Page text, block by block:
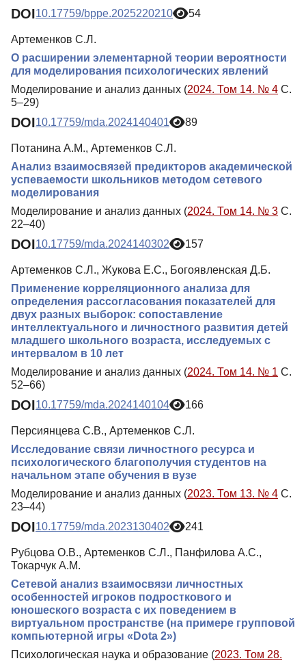
DOI10.17759/bppe.2025220210 54
Артеменков С.Л.
О расширении элементарной теории вероятности
для моделирования психологических явлений
Моделирование и анализ данных (2024. Том 14. № 4 С.
5–29)
DOI10.17759/mda.2024140401 89
Потанина А.М., Артеменков С.Л.
Анализ взаимосвязей предикторов академической
успеваемости школьников методом сетевого
моделирования
Моделирование и анализ данных (2024. Том 14. № 3 С.
22–40)
DOI10.17759/mda.2024140302 157
Артеменков С.Л., Жукова Е.С., Богоявленская Д.Б.
Применение корреляционного анализа для
определения рассогласования показателей для
двух разных выборок: сопоставление
интеллектуального и личностного развития детей
младшего школьного возраста, исследуемых с
интервалом в 10 лет
Моделирование и анализ данных (2024. Том 14. № 1 С.
52–66)
DOI10.17759/mda.2024140104 166
Персиянцева С.В., Артеменков С.Л.
Исследование связи личностного ресурса и
психологического благополучия студентов на
начальном этапе обучения в вузе
Моделирование и анализ данных (2023. Том 13. № 4 С.
23–44)
DOI10.17759/mda.2023130402 241
Рубцова О.В., Артеменков С.Л., Панфилова А.С.,
Токарчук А.М.
Сетевой анализ взаимосвязи личностных
особенностей игроков подросткового и
юношеского возраста с их поведением в
виртуальном пространстве (на примере групповой
компьютерной игры «Dota 2»)
Психологическая наука и образование (2023. Том 28.